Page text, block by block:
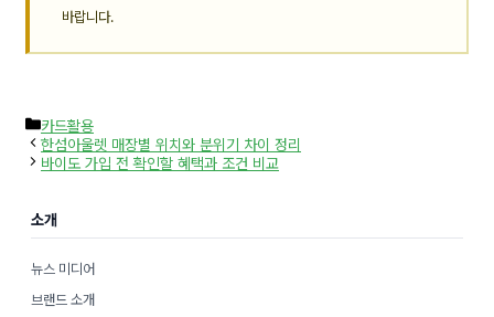
바랍니다.
카
테
고
리
카드활용
한섬아울렛 매장별 위치와 분위기 차이 정리
바이도 가입 전 확인할 혜택과 조건 비교
소개
뉴스 미디어
브랜드 소개